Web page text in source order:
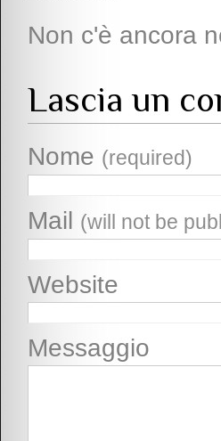
Non c'è ancora
Lascia un
Nome (required)
Mail (will not be
Website
Messaggio